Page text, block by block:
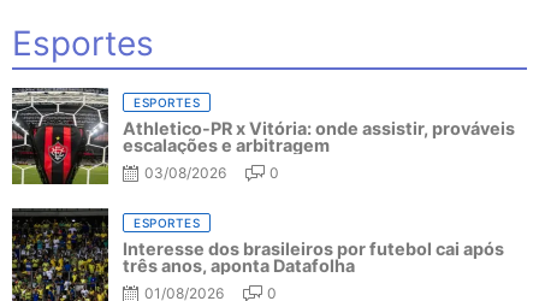
Esportes
ESPORTES
Athletico-PR x Vitória: onde assistir, prováveis
escalações e arbitragem
03/08/2026 0
ESPORTES
Interesse dos brasileiros por futebol cai após
três anos, aponta Datafolha
01/08/2026 0